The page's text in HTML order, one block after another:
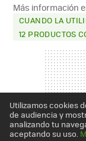
Más información
CUANDO LA
12 PRODUCTOS
Utilizamos cookies
de audiencia y
analizando tu
aceptando su uso.